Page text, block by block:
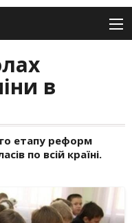
в
етапу реформ
по всій країні.